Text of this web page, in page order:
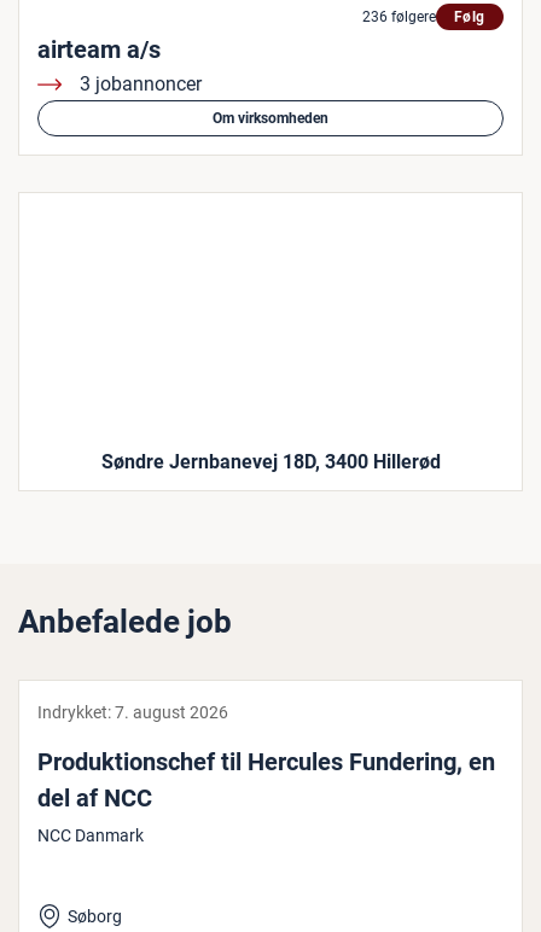
236 følgere Følg
airteam a/s
3 jobannoncer
Om virksomheden
Søndre Jernbanevej 18D, 3400 Hillerød
Anbefalede job
Indrykket:7. august 2026
Pro­duk­tions­chef til Hercules Fundering, en
del af NCC
NCC Danmark
Søborg